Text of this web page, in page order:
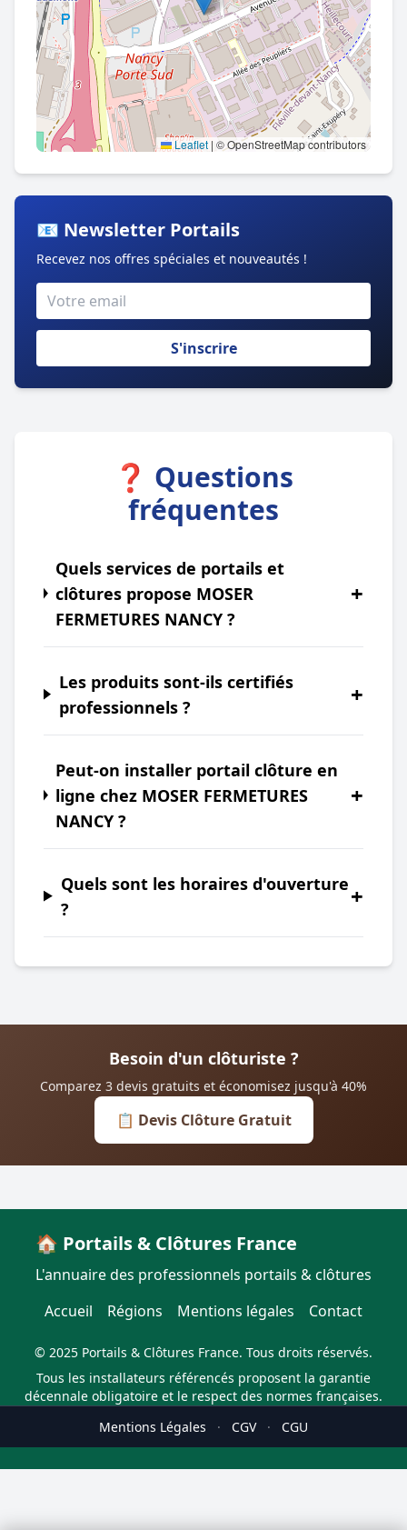
Leaflet | © OpenStreetMap contributors
📧 Newsletter Portails
Recevez nos offres spéciales et nouveautés !
S'inscrire
❓ Questions
fréquentes
Quels services de portails et
clôtures propose MOSER
FERMETURES NANCY ?
+
Les produits sont-ils certifiés
professionnels ?
+
Peut-on installer portail clôture en
ligne chez MOSER FERMETURES
NANCY ?
+
Quels sont les horaires d'ouverture
?
+
Besoin d'un clôturiste ?
Comparez 3 devis gratuits et économisez jusqu'à 40%
📋 Devis Clôture Gratuit
🏠 Portails & Clôtures France
L'annuaire des professionnels portails & clôtures
Accueil
Régions Mentions légales Contact
© 2025 Portails & Clôtures France. Tous droits réservés.
Tous les installateurs référencés proposent la garantie
décennale obligatoire et le respect des normes françaises.
Mentions Légales
· CGV · CGU